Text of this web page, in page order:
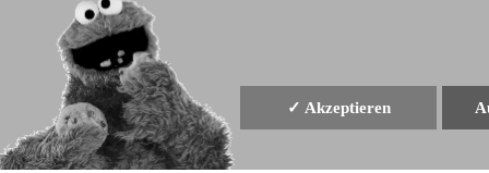
✓ Akzeptieren